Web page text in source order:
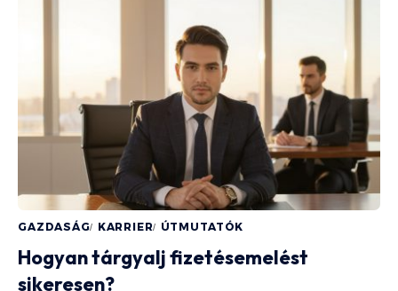
GAZDASÁG KARRIER ÚTMUTATÓK
Hogyan tárgyalj fizetésemelést
sikeresen?